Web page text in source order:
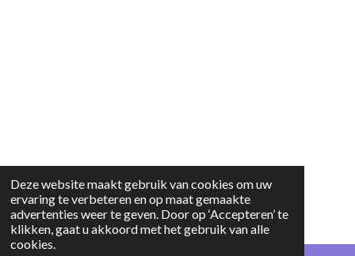
Deze website maakt gebruik van cookies om uw
ervaring te verbeteren en op maat gemaakte
advertenties weer te geven. Door op ‘Accepteren’ te
klikken, gaat u akkoord met het gebruik van alle
cookies.